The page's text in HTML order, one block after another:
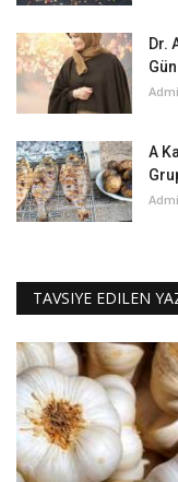
Dr.
A
TAVSIYE EDILEN